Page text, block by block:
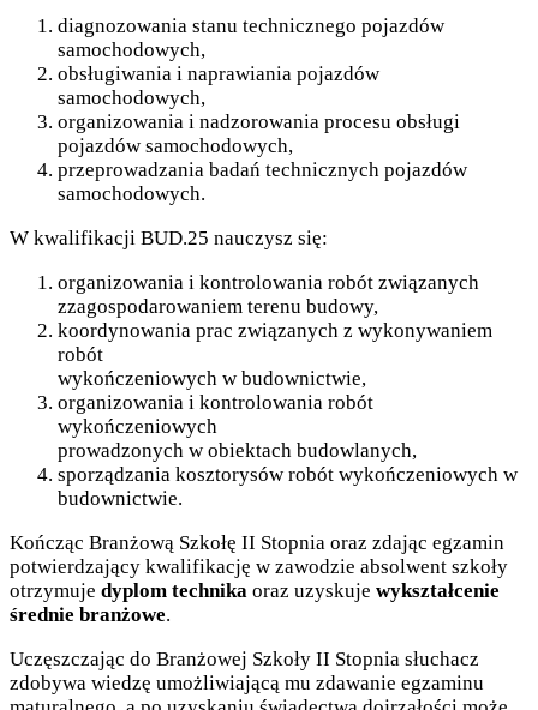
diagnozowania stanu technicznego pojazdów
samochodowych,
obsługiwania i naprawiania pojazdów
samochodowych,
organizowania i nadzorowania procesu obsługi
pojazdów samochodowych,
przeprowadzania badań technicznych pojazdów
samochodowych.
W kwalifikacji BUD.25 nauczysz się:
organizowania i kontrolowania robót związanych
zzagospodarowaniem terenu budowy,
koordynowania prac związanych z wykonywaniem
robót
wykończeniowych w budownictwie,
organizowania i kontrolowania robót
wykończeniowych
prowadzonych w obiektach budowlanych,
sporządzania kosztorysów robót wykończeniowych w
budownictwie.
Kończąc Branżową Szkołę II Stopnia oraz zdając egzamin
potwierdzający kwalifikację w zawodzie absolwent szkoły
otrzymuje dyplom technika oraz uzyskuje wykształcenie
średnie branżowe.
Uczęszczając do Branżowej Szkoły II Stopnia słuchacz
zdobywa wiedzę umożliwiającą mu zdawanie egzaminu